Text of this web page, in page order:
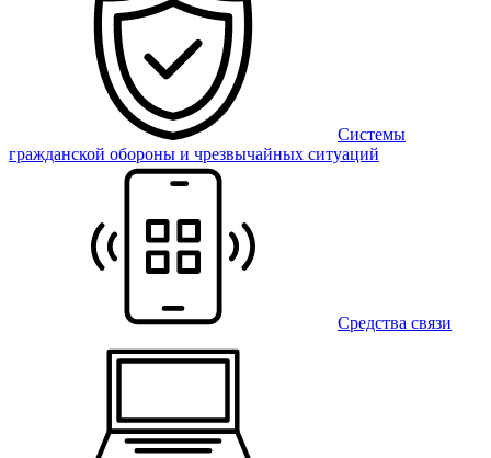
Системы
гражданской обороны и чрезвычайных ситуаций
Средства связи